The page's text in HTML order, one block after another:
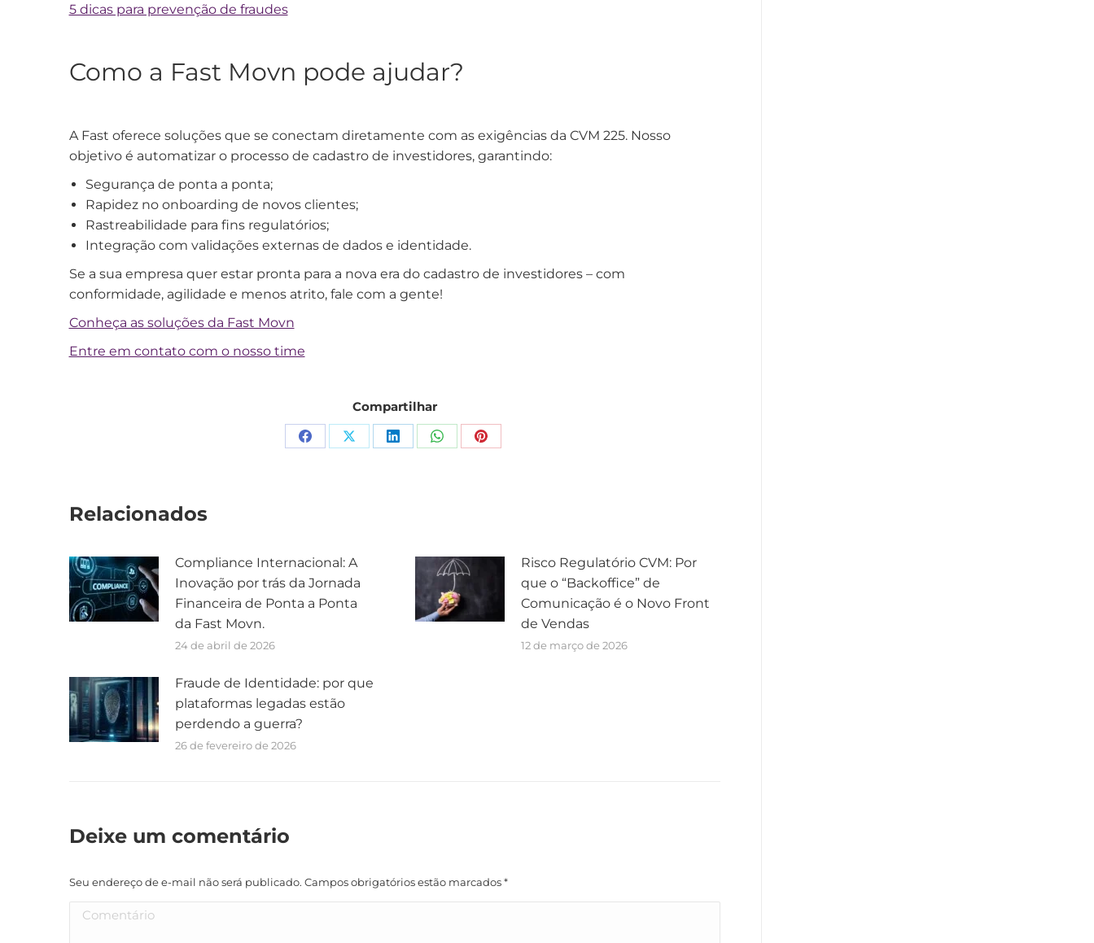
5 dicas para prevenção de fraudes
Como a Fast Movn pode ajudar?
A Fast oferece soluções que se conectam diretamente com as exigências da CVM 225. Nosso
objetivo é automatizar o processo de cadastro de investidores, garantindo:
Segurança de ponta a ponta;
Rapidez no onboarding de novos clientes;
Rastreabilidade para fins regulatórios;
Integração com validações externas de dados e identidade.
Se a sua empresa quer estar pronta para a nova era do cadastro de investidores – com
conformidade, agilidade e menos atrito, fale com a gente!
Conheça as soluções da Fast Movn
Entre em contato com o nosso time
Compartilhar
Relacionados
Compliance Internacional: A
Inovação por trás da Jornada
Financeira de Ponta a Ponta
da Fast Movn.
24 de abril de 2026
Risco Regulatório CVM: Por
que o “Backoffice” de
Comunicação é o Novo Front
de Vendas
12 de março de 2026
Fraude de Identidade: por que
plataformas legadas estão
perdendo a guerra?
26 de fevereiro de 2026
Deixe um comentário
Seu endereço de e-mail não será publicado. Campos obrigatórios estão marcados*
Comentário